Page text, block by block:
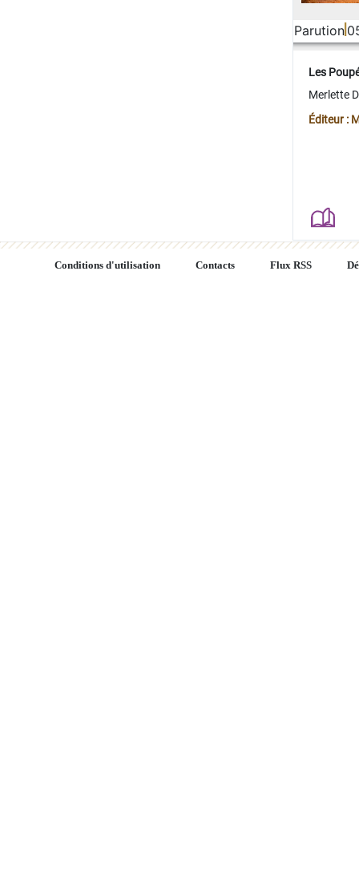
Parution
Les
Merlette
Éditeur :
Conditions d'utilisation Contacts Flux RSS